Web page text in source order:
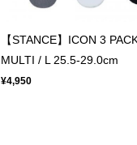
【STANCE】ICON 3
MULTI / L 25.5-29.0cm
¥4,950